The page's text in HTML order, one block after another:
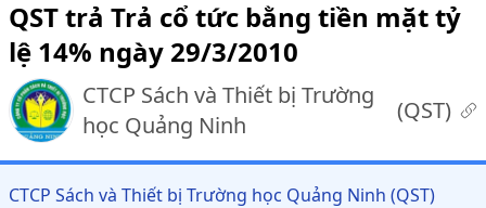
QST trả Trả cổ tức bằng tiền mặt tỷ
lệ 14% ngày 29/3/2010
CTCP Sách và Thiết bị Trường
học Quảng Ninh
(QST)
CTCP Sách và Thiết bị Trường học Quảng Ninh (QST)